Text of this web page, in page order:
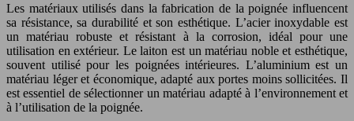
Les matériaux utilisés dans la fabrication de la poignée influencent
sa résistance, sa durabilité et son esthétique. L’acier inoxydable est
un matériau robuste et résistant à la corrosion, idéal pour une
utilisation en extérieur. Le laiton est un matériau noble et esthétique,
souvent utilisé pour les poignées intérieures. L’aluminium est un
matériau léger et économique, adapté aux portes moins sollicitées. Il
est essentiel de sélectionner un matériau adapté à l’environnement et
à l’utilisation de la poignée.